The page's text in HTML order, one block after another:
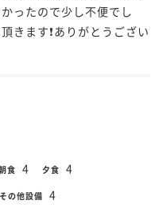
ったので少し不便でし
きます❗ありがとうござい
食 4 夕食 4
その他設備 4